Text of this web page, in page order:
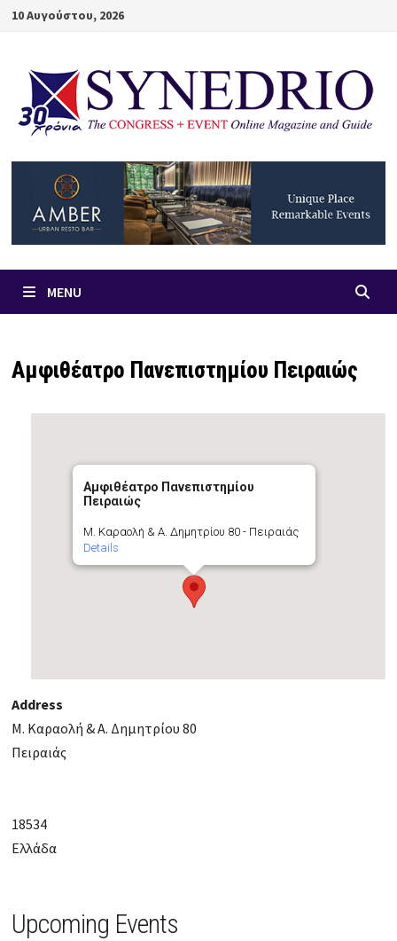
Skip10 Αυγούστου, 2026
MENU
Αμφιθέατρο Πανεπιστημίου Πειραιώς
Αμφιθέατρο Πανεπιστημίου
Πειραιώς
Μ. Καραολή & Α. Δημητρίου 80 - Πειραιάς
Details
Address
Μ. Καραολή & Α. Δημητρίου 80
Πειραιάς
18534
Ελλάδα
Upcoming Events